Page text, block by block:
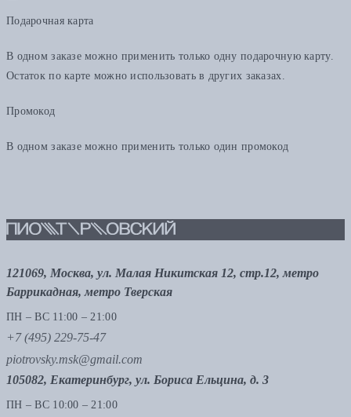
Подарочная карта
В одном заказе можно применить только одну подарочную карту.
Остаток по карте можно использовать в других заказах.
Промокод
В одном заказе можно применить только один промокод
121069, Москва, ул. Малая Никитская 12, стр.12, метро
Баррикадная, метро Тверская
ПН – ВС 11:00 – 21:00
+7 (495) 229-75-47
piotrovsky.msk@gmail.com
105082, Екатеринбург, ул. Бориса Ельцина, д. 3
ПН – ВС 10:00 – 21:00